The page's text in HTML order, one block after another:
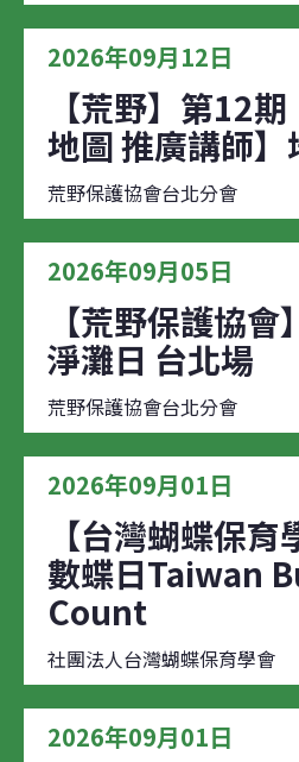
2026年09月12日
【荒野】第12
地圖 推廣講師】
荒野保護協會台北分會
2026年09月05日
【荒野保護協
淨灘日 台北場
荒野保護協會台北分會
2026年09月01日
【台灣蝴蝶保
數蝶日Taiwan
Count
社團法人台灣蝴蝶保育學會
2026年09月01日